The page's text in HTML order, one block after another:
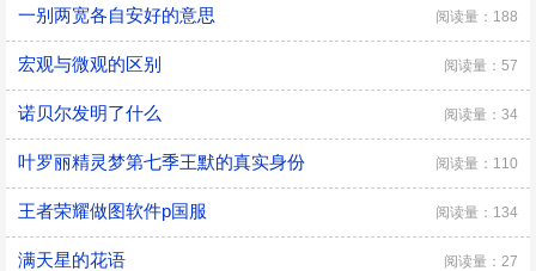
一别两宽各自安好的意思 阅读量：188
宏观与微观的区别 阅读量：57
诺贝尔发明了什么 阅读量：34
叶罗丽精灵梦第七季王默的真实身份 阅读量：110
王者荣耀做图软件p国服 阅读量：134
满天星的花语 阅读量：27